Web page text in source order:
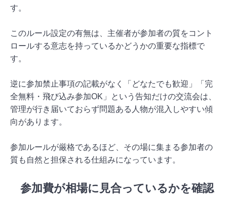
す。
このルール設定の有無は、主催者が参加者の質をコント
ロールする意志を持っているかどうかの重要な指標で
す。
逆に参加禁止事項の記載がなく「どなたでも歓迎」「完
全無料・飛び込み参加OK」という告知だけの交流会は、
管理が行き届いておらず問題ある人物が混入しやすい傾
向があります。
参加ルールが厳格であるほど、その場に集まる参加者の
質も自然と担保される仕組みになっています。
参加費が相場に見合っているかを確認